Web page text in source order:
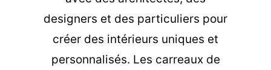
designers et des particuliers pour
créer des intérieurs uniques et
personnalisés. Les carreaux de